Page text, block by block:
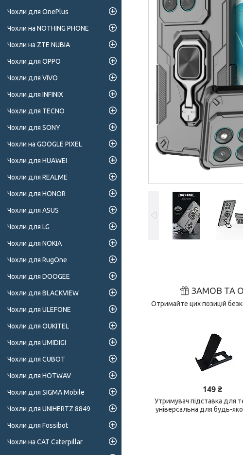
ЗАМОВ ТА
Отримайте цих позицій
149 ₴
Утримувач підставка для
універсальна для будь-
Чохли для OnePlus
Чохли на NOTHING PHONE
Чохли на ZTE NUBIA
Чохли для OPPO
Чохли для VIVO
Чохли для INFINIX
Чохли для TECNO
Чохли для SONY
Чохли на GOOGLE PIXEL
Чохли для HUAWEI
Чохли для REALME
Чохли для HONOR
Чохли для ASUS
Чохли для LG
Чохли для NOKIA
Чохли для RugOne
Чохли для DOOGEE
Чохли для BLACKVIEW
Чохли для ULEFONE
Чохли для OUKITEL
Чохли для UMIDIGI
Чохли для CUBOT
Чохли для HOTWAV
Чохли для SIGMA Mobile
Чохли для UNIHERTZ 8849
Чохли для Fossibot
Чохли на CAT Caterpillar